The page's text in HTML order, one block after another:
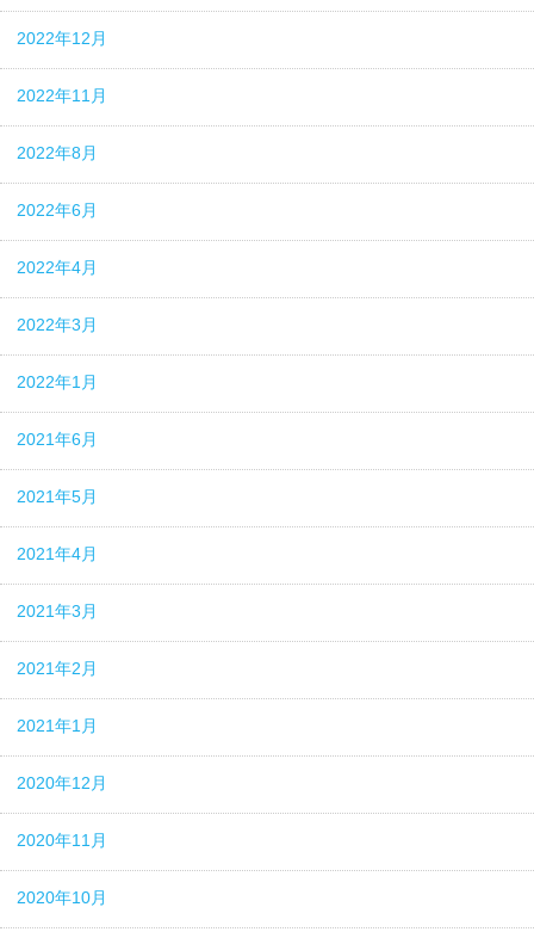
2022年12月
2022年11月
2022年8月
2022年6月
2022年4月
2022年3月
2022年1月
2021年6月
2021年5月
2021年4月
2021年3月
2021年2月
2021年1月
2020年12月
2020年11月
2020年10月